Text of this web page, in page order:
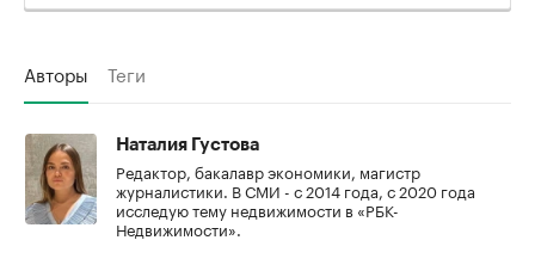
Авторы Теги
Наталия Густова
Редактор, бакалавр экономики, магистр
журналистики. В СМИ - с 2014 года, с 2020 года
исследую тему недвижимости в «РБК-
Недвижимости».